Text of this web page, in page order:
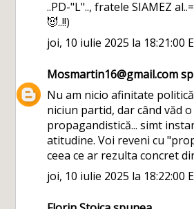
..PD-"L".., fratele SIAMEZ
😈..!!)
joi, 10 iulie 2025 la 18:21:00
Mosmartin16@gmail.com
Nu am nicio afinitate
niciun partid, dar când văd
propagandistică... simt
atitudine. Voi reveni cu
ceea ce ar rezulta concret
joi, 10 iulie 2025 la 18:22:00